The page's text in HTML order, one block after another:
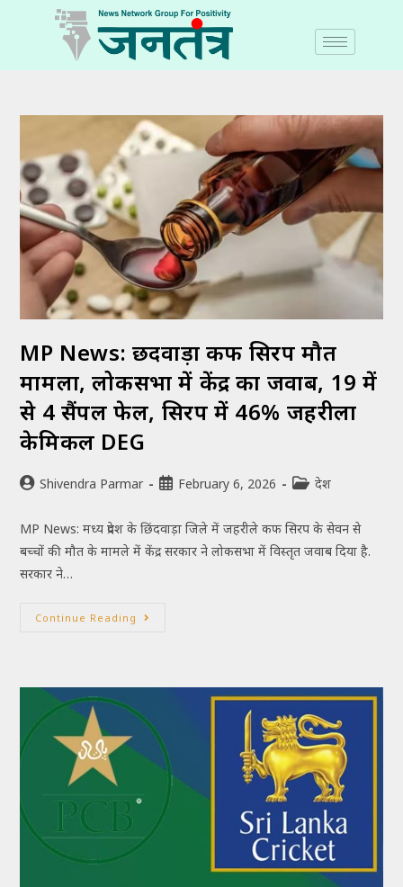
MP News: छिंदवाड़ा कफ सिरप मौत
मामला, लोकसभा में केंद्र का जवाब, 19 में
से 4 सैंपल फेल, सिरप में 46% जहरीला
केमिकल DEG
Shivendra Parmar February 6, 2026 देश
MP News: मध्य प्रदेश के छिंदवाड़ा जिले में जहरीले कफ सिरप के सेवन से
बच्चों की मौत के मामले में केंद्र सरकार ने लोकसभा में विस्तृत जवाब दिया है.
सरकार ने…
Continue Reading